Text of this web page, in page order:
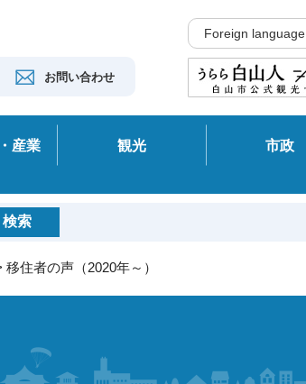
お問い合わせ
Foreign language
産業 観光 市政
移住者の声（2020年～）